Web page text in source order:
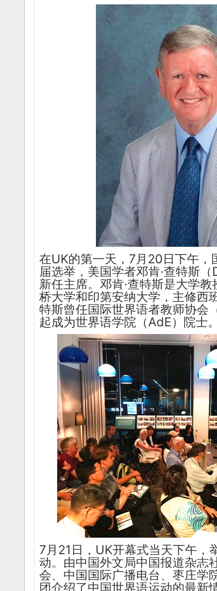
在UK的第一天，7月20日下午，
届选举，美国学者邓肯·查特斯
新任主席。邓肯·查特斯是大学
桥大学和印第安纳大学，主修西
特斯曾任国际世界语者教师协会
起成为世界语学院（AdE）院士
7月21日，UK开幕式当天下午，
动。由中国外文局中国报道杂志
会、中国国际广播电台、枣庄学
团介绍了中国世界语运动的最新